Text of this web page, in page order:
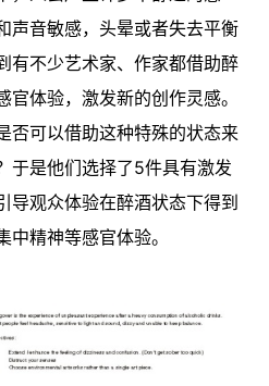
声音敏感，头晕或者失去平衡
有不少艺术家、作家都借助醉
体验，激发新的创作灵感。
否可以借助这种特殊的状态来
于是他们选择了5件具有激发
导观众体验在醉酒状态下得到
精神等感官体验。